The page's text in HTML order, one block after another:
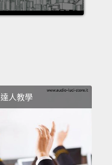
black spectacles.
的黑色點點。嗯哼，
這樣。
Toast
cut it.
I feel sorry
達人教學